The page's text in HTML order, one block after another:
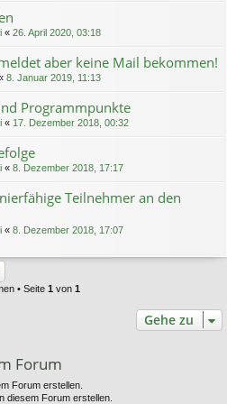
« 26. April 2020, 03:18
aber keine Mail bekommen!
8. Januar 2019, 11:13
Programmpunkte
« 17. Dezember 2018, 00:32
« 8. Dezember 2018, 17:17
Teilnehmer an den
« 8. Dezember 2018, 17:07
• Seite 1 von 1
Gehe zu
Forum
Forum erstellen.
diesem Forum erstellen.